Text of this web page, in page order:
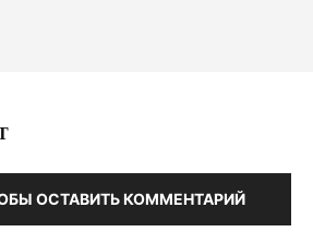
ОСТАВИТЬ КОММЕНТАРИЙ